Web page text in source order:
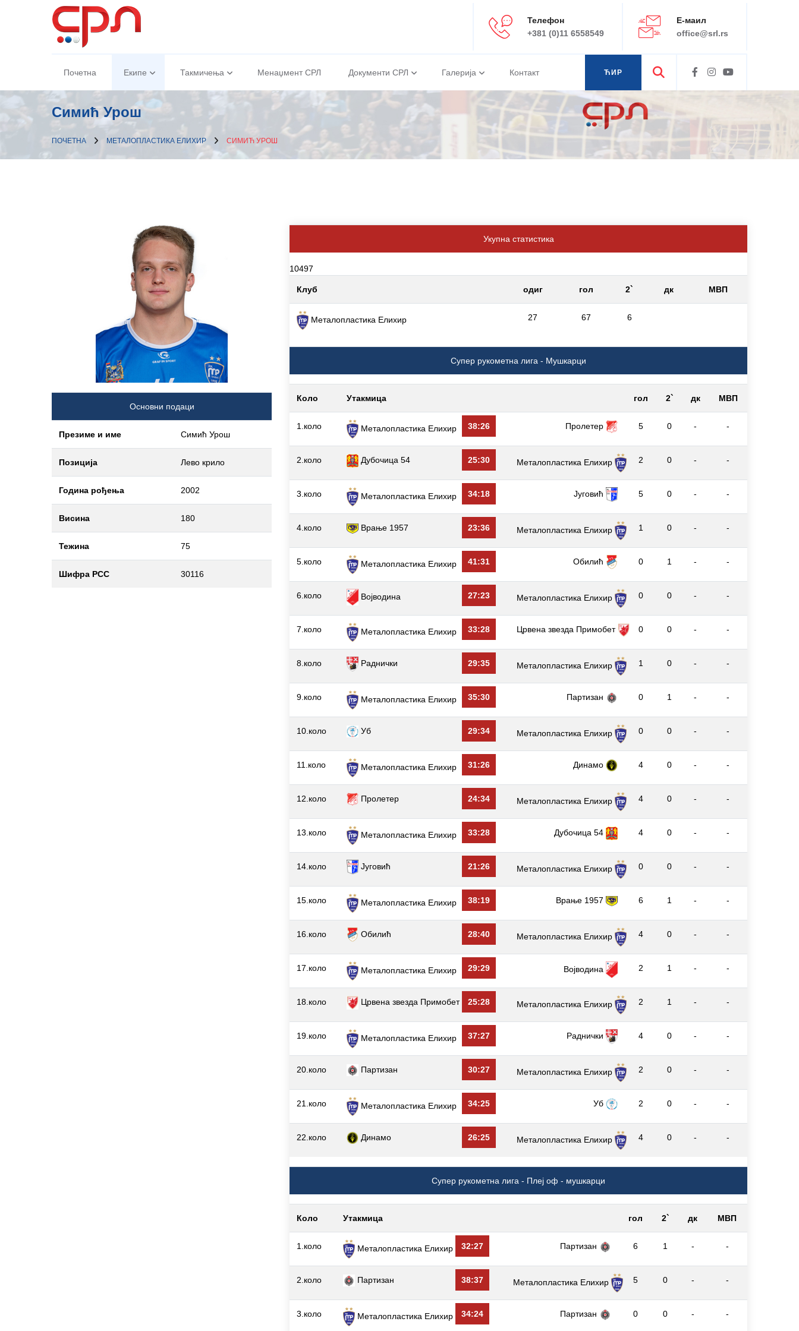
Телефон
+381 (0)11 6558549
Е-маил
office@srl.rs
Почетна Екипе Такмичења Менаџмент СРЛ Документи СРЛ Галерија Контакт
ЋИР
Симић Урош
ПОЧЕТНА МЕТАЛОПЛАСТИКА ЕЛИXИР СИМИЋ УРОШ
Основни подаци
Презиме и име Симић Урош
Позиција Лево крило
Година рођења 2002
Висина 180
Тежина 75
Шифра РСС 30116
Укупна статистика
10497
Клуб одиг гол 2` дк МВП
Металопластика Елиxир 27 67 6
Супер рукометна лига - Мушкарци
Коло Утакмица гол 2` дк МВП
1.коло Металопластика Елиxир 38:26 Пролетер 5 0 - -
2.коло Дубочица 54 25:30 Металопластика Елиxир 2 0 - -
3.коло Металопластика Елиxир 34:18 Југовић 5 0 - -
4.коло Врање 1957 23:36 Металопластика Елиxир 1 0 - -
5.коло Металопластика Елиxир 41:31 Обилић 0 1 - -
6.коло Војводина 27:23 Металопластика Елиxир 0 0 - -
7.коло Металопластика Елиxир 33:28 Црвена звезда Примобет 0 0 - -
8.коло Раднички 29:35 Металопластика Елиxир 1 0 - -
9.коло Металопластика Елиxир 35:30 Партизан 0 1 - -
10.коло Уб 29:34 Металопластика Елиxир 0 0 - -
11.коло Металопластика Елиxир 31:26 Динамо 4 0 - -
12.коло Пролетер 24:34 Металопластика Елиxир 4 0 - -
13.коло Металопластика Елиxир 33:28 Дубочица 54 4 0 - -
14.коло Југовић 21:26 Металопластика Елиxир 0 0 - -
15.коло Металопластика Елиxир 38:19 Врање 1957 6 1 - -
16.коло Обилић 28:40 Металопластика Елиxир 4 0 - -
17.коло Металопластика Елиxир 29:29 Војводина 2 1 - -
18.коло Црвена звезда Примобет 25:28 Металопластика Елиxир 2 1 - -
19.коло Металопластика Елиxир 37:27 Раднички 4 0 - -
20.коло Партизан 30:27 Металопластика Елиxир 2 0 - -
21.коло Металопластика Елиxир 34:25 Уб 2 0 - -
22.коло Динамо 26:25 Металопластика Елиxир 4 0 - -
Супер рукометна лига - Плеј оф - мушкарци
Коло Утакмица гол 2` дк МВП
1.коло Металопластика Елиxир 32:27 Партизан 6 1 - -
2.коло Партизан 38:37 Металопластика Елиxир 5 0 - -
3.коло Металопластика Елиxир 34:24 Партизан 0 0 - -